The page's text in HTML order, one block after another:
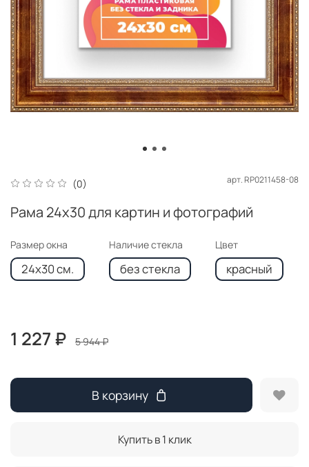
(0) арт.RP0211458-08
Рама 24x30 для картин и фотографий
Размер окна
24x30 см.
Наличие стекла
без стекла
Цвет
красный
1 227 ₽ 5 944 ₽
В корзину
Купить в 1 клик